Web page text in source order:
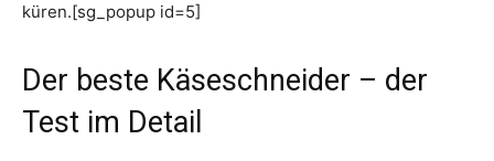
küren.[sg_popup id=5]
Der beste Käseschneider – der
Test im Detail